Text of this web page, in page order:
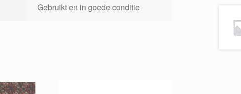
Gebruikt en in goede conditie